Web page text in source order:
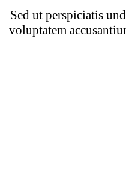
Sed ut perspiciatis
voluptatem